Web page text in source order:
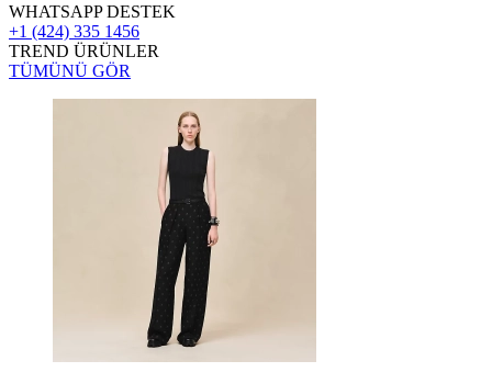
WHATSAPP DESTEK
+1 (424) 335 1456
TREND ÜRÜNLER
TÜMÜNÜ GÖR